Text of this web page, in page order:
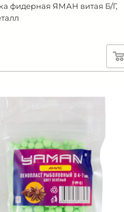
фидерная ЯМАН витая Б/Г,